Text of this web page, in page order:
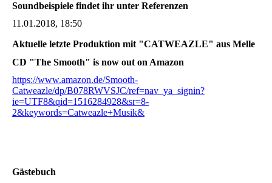
Soundbeispiele findet ihr unter Referenzen
11.01.2018, 18:50
Aktuelle letzte Produktion mit "CATWEAZLE" aus Melle
CD "The Smooth" is now out on Amazon
https://www.amazon.de/Smooth-
Catweazle/dp/B078RWVSJC/ref=nav_ya_signin?
ie=UTF8&qid=1516284928&sr=8-
2&keywords=Catweazle+Musik&
Gästebuch